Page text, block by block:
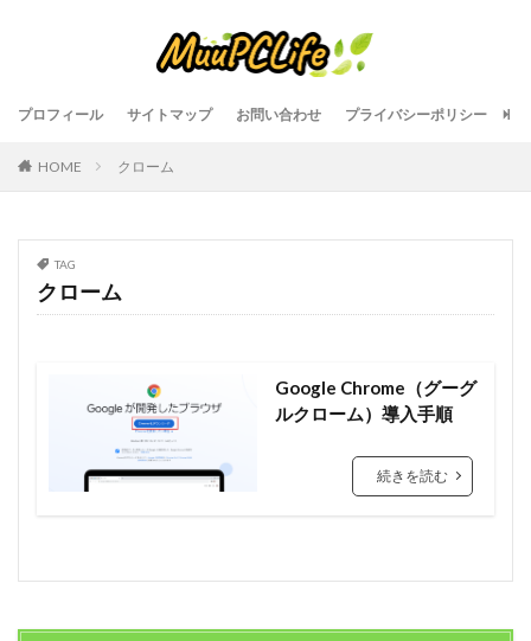
プロフィール サイトマップ お問い合わせ プライバシーポリシー
HOME クローム
TAG
クローム
Google Chrome（グーグ
ルクローム）導入手順
続きを読む